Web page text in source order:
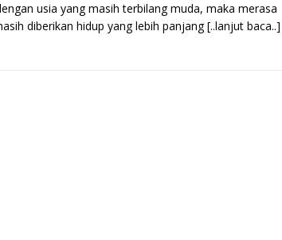
usia yang masih terbilang muda, maka merasa
diberikan hidup yang lebih panjang[..lanjut baca..]